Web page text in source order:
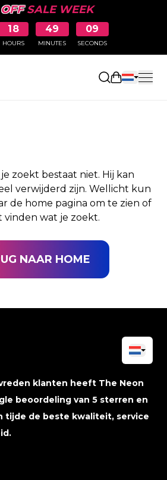
SALE WEEK
18
HOURS
49
MINUTES
09
SECONDS
zoekt bestaat niet. Hij kan
verwijderd zijn. Wellicht kun
de home pagina om te zien of
vinden wat je zoekt.
NAAR HOME
klanten heeft The Neon
beoordeling van 5 sterren en
tijde de beste kwaliteit, service